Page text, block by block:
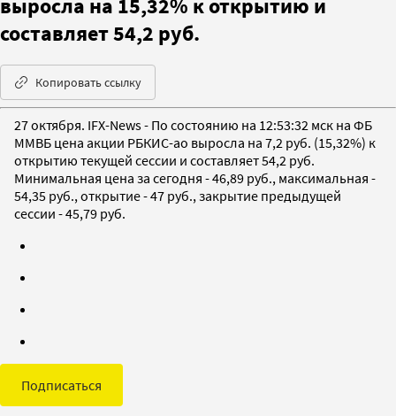
выросла на 15,32% к открытию и
составляет 54,2 руб.
Копировать ссылку
27 октября. IFX-News - По состоянию на 12:53:32 мск на ФБ
ММВБ цена акции РБКИС-ао выросла на 7,2 руб. (15,32%) к
открытию текущей сессии и составляет 54,2 руб.
Минимальная цена за сегодня - 46,89 руб., максимальная -
54,35 руб., открытие - 47 руб., закрытие предыдущей
сессии - 45,79 руб.
Подписаться